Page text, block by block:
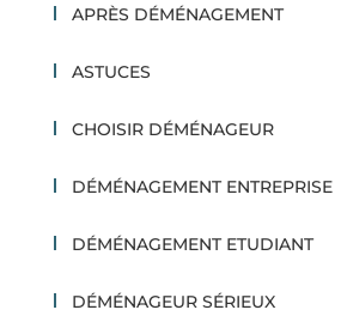
APRÈS DÉMÉNAGEMENT
ASTUCES
CHOISIR DÉMÉNAGEUR
DÉMÉNAGEMENT ENTREPRISE
DÉMÉNAGEMENT ETUDIANT
DÉMÉNAGEUR SÉRIEUX